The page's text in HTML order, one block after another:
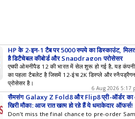
HP के 2-इन-1 टैब पर 5000 रुपये का डिस्काउंट,
है डिटैचेबल कीबोर्ड और Snapdragon प्रोसेसर
एचपी ओमनीपैड 12 की भारत में सेल शुरू हो गई है, यह कंपनी
का पहला टैबलेट है जिसमें 12-इंच 2K डिस्प्ले और स्नैपड्रैगन
प्रोसेसर है।
6 Aug 2026 5:17
सैमसंग Galaxy Z Fold8 और Flip8 प्री-ऑर्डर
खिरी मौका: आज रात खत्म हो रहे हैं ये धमाकेदार ऑफर्स!
Don't miss the final chance to pre-order